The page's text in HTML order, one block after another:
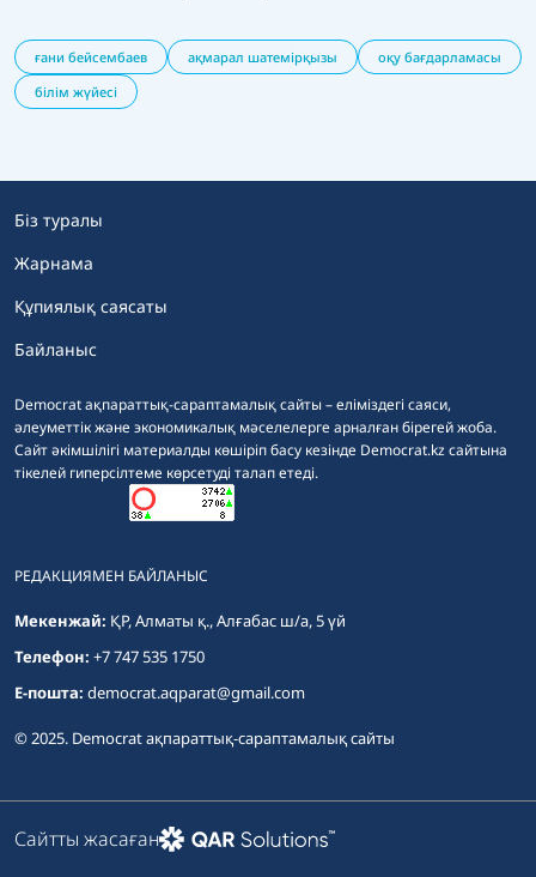
ғани бейсембаев ақмарал шатемірқызы
оқу бағдарламасы
білім жүйесі
Democrat ақпараттық-сараптамалық сайты – еліміздегі саяси,
әлеуметтік және экономикалық мәселелерге арналған бірегей жоба.
Сайт әкімшілігі материалды көшіріп басу кезінде Democrat.kz сайтына
тікелей гиперсілтеме көрсетуді талап етеді.
Біз туралы
Жарнама
Құпиялық саясаты
Байланыс
РЕДАКЦИЯМЕН БАЙЛАНЫС
Мекенжай: ҚР, Алматы қ., Алғабас ш/а, 5 үй
Телефон: +7 747 535 1750
E-пошта: democrat.aqparat@gmail.com
© 2025. Democrat ақпараттық-сараптамалық сайты
Сайтты жасаған